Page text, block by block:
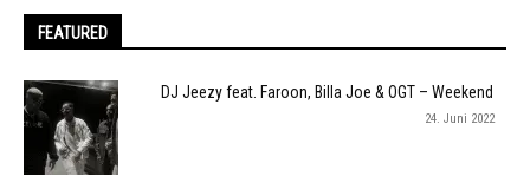
FEATURED
DJ Jeezy feat. Faroon, Billa Joe & OGT – Weekend
24. Juni 2022